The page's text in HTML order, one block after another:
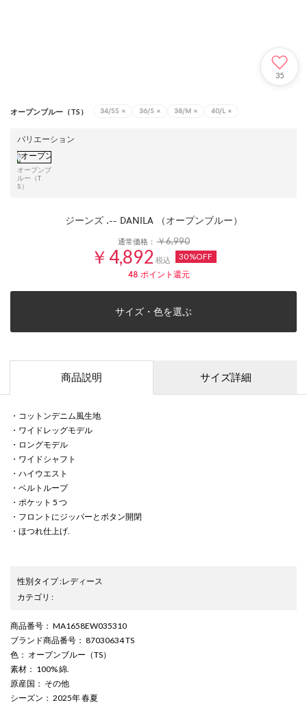
35
オープンブルー（TS） 34/SS × 36/S × 38/M × 40/L ×
バリエーション
オープンブ
ルー（T
S）
ジーンズ .-- DANILA （オープンブルー）
通常価格：￥6,990
￥4,892 税込 30%OFF
48ポイント還元
サイズ・色を選ぶ
商品説明 サイズ詳細
・コットンデニム風生地
・ワイドレッグモデル
・ロングモデル
・ワイドシャフト
・ハイウエスト
・ベルトループ
・ポケット 5 つ
・フロントにジッパーとボタン開閉
・ほつれ仕上げ.
性別タイプ:レディース
カテゴリ :
商品番号 ： MA1658EW035310
ブランド商品番号 ： 87030634 TS
色 ： オープンブルー（TS）
素材 ： 100% 綿.
原産国 ： その他
シーズン ： 2025年 春夏